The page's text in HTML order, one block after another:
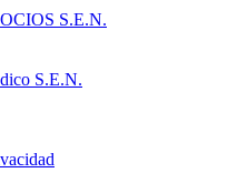
S.E.N.
S.E.N.